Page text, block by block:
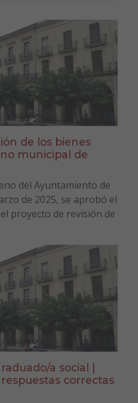
de los bienes
municipal de
del Ayuntamiento de
de 2025, se aprobó el
proyecto de revisión de
a social |
correctas